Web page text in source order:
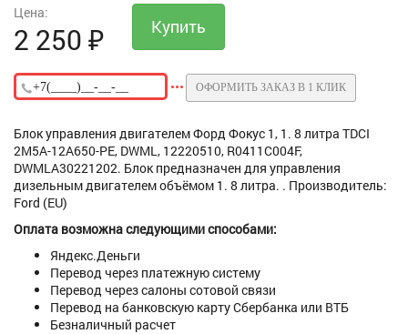
Цена:
2 250 ₽
ОФОРМИТЬ ЗАКАЗ В 1 КЛИК
Блок управления двигателем Форд Фокус 1, 1. 8 литра TDCI
2M5A-12A650-PE, DWML, 12220510, R0411C004F,
DWMLA30221202. Блок предназначен для управления
дизельным двигателем объёмом 1. 8 литра. . Производитель:
Ford (EU)
Оплата возможна следующими способами:
Яндекс.Деньги
Перевод через платежную систему
Перевод через салоны сотовой связи
Перевод на банковскую карту Сбербанка или ВТБ
Безналичный расчет